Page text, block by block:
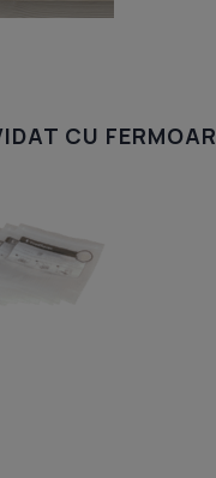
CU FERMOAR